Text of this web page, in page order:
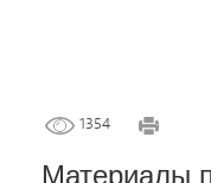
1354
Материалы